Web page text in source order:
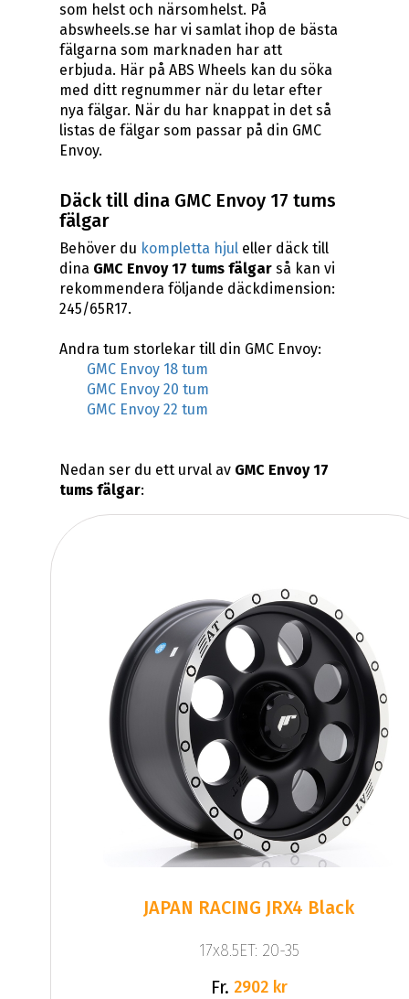
som helst och närsomhelst. På
abswheels.se har vi samlat ihop de bästa
fälgarna som marknaden har att
erbjuda. Här på ABS Wheels kan du söka
med ditt regnummer när du letar efter
nya fälgar. När du har knappat in det så
listas de fälgar som passar på din GMC
Envoy.
Däck till dina GMC Envoy 17 tums
fälgar
Behöver du kompletta hjul eller däck till
dina GMC Envoy 17 tums fälgar så kan vi
rekommendera följande däckdimension:
245/65R17.
Andra tum storlekar till din GMC Envoy:
GMC Envoy 18 tum
GMC Envoy 20 tum
GMC Envoy 22 tum
Nedan ser du ett urval av GMC Envoy 17
tums fälgar:
JAPAN RACING JRX4 Black
17x8.5ET: 20-35
Fr. 2902 kr